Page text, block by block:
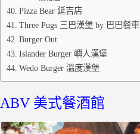
Pizza Bear 延吉店
Three Pugs 三巴漢堡 by 巴巴餐車
Burger Out
Islander Burger 嶼人漢堡
Wedo Burger 溫度漢堡
ABV 美式餐酒館